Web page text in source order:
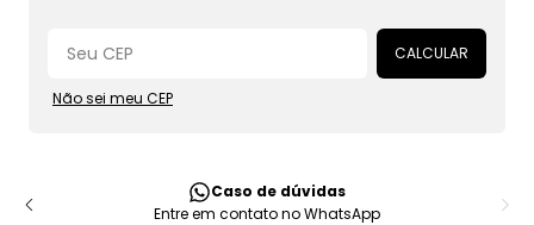
Alterar CEP
CALCULAR
Não sei meu CEP
Caso de dúvidas
Entre em contato no WhatsApp